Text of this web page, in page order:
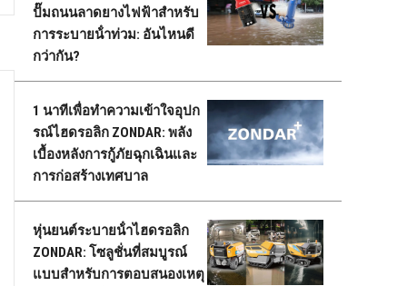
ปั๊มถนนลาดยางไฟฟ้าสําหรับ
การระบายน้ําท่วม: อันไหนดี
กว่ากัน?
1 นาทีเพื่อทําความเข้าใจอุปก
รณ์ไฮดรอลิก ZONDAR: พลัง
เบื้องหลังการกู้ภัยฉุกเฉินและ
การก่อสร้างเทศบาล
หุ่นยนต์ระบายน้ําไฮดรอลิก
ZONDAR: โซลูชั่นที่สมบูรณ์
แบบสําหรับการตอบสนองเหตุ